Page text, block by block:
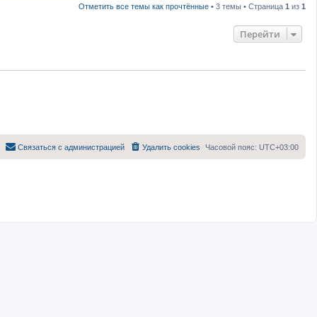
Отметить все темы как прочтённые • 3 темы • Страница 1 из 1
Перейти
Часовой пояс: UTC+03:00
Удалить cookies
Связаться с администрацией